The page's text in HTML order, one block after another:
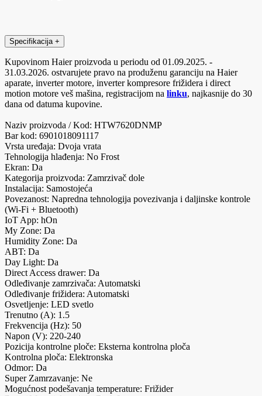
Specifikacija +
Kupovinom Haier proizvoda u periodu od 01.09.2025. -
31.03.2026. ostvarujete pravo na produženu garanciju na Haier
aparate, inverter motore, inverter kompresore frižidera i direct
motion motore veš mašina, registracijom na linku, najkasnije do 30
dana od datuma kupovine.
Naziv proizvoda / Kod: HTW7620DNMP
Bar kod: 6901018091117
Vrsta uređaja: Dvoja vrata
Tehnologija hlađenja: No Frost
Ekran: Da
Kategorija proizvoda: Zamrzivač dole
Instalacija: Samostojeća
Povezanost: Napredna tehnologija povezivanja i daljinske kontrole
(Wi-Fi + Bluetooth)
IoT App: hOn
My Zone: Da
Humidity Zone: Da
ABT: Da
Day Light: Da
Direct Access drawer: Da
Odleđivanje zamrzivača: Automatski
Odleđivanje frižidera: Automatski
Osvetljenje: LED svetlo
Trenutno (A): 1.5
Frekvencija (Hz): 50
Napon (V): 220-240
Pozicija kontrolne ploče: Eksterna kontrolna ploča
Kontrolna ploča: Elektronska
Odmor: Da
Super Zamrzavanje: Ne
Mogućnost podešavanja temperature: Frižider